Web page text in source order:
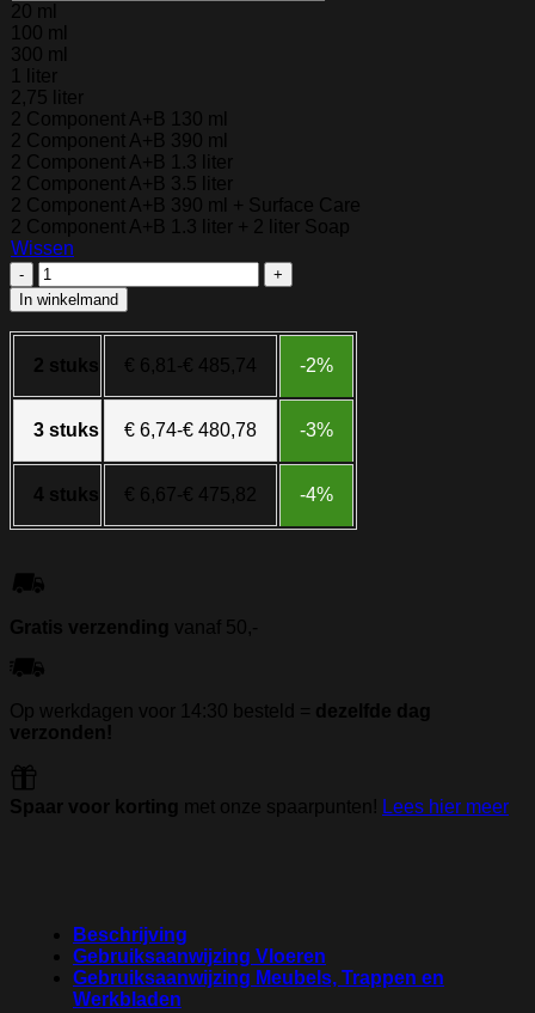
20 ml
100 ml
300 ml
1 liter
2,75 liter
2 Component A+B 130 ml
2 Component A+B 390 ml
2 Component A+B 1.3 liter
2 Component A+B 3.5 liter
2 Component A+B 390 ml + Surface Care
2 Component A+B 1.3 liter + 2 liter Soap
Wissen
Rubio
Monocoat
Oil
Plus
Pine
aantal
In winkelmand
2 stuks € 6,81 -€ 485,74 -2%
3 stuks € 6,74-€ 480,78 -3%
4 stuks € 6,67-€ 475,82 -4%
Gratis verzending vanaf 50,-
Op werkdagen voor 14:30 besteld = dezelfde dag
verzonden!
Spaar voor korting met onze spaarpunten! Lees hier meer
Beschrijving
Gebruiksaanwijzing Vloeren
Gebruiksaanwijzing Meubels, Trappen en
Werkbladen